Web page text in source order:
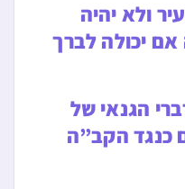
ולא יהיה
יכולה לברך
הגנאי של
כנגד הקב”ה